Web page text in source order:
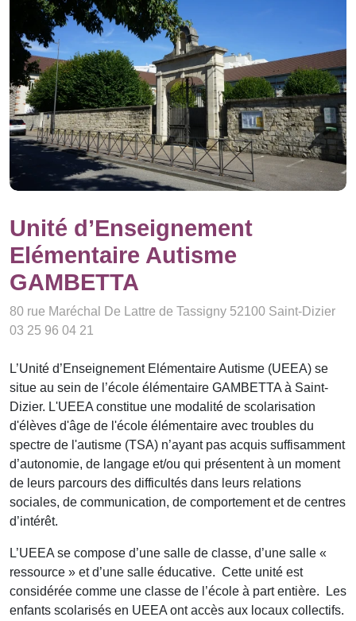
Unité d’Enseignement
Elémentaire Autisme
GAMBETTA
80 rue Maréchal De Lattre de Tassigny 52100 Saint-Dizier
03 25 96 04 21
L’Unité d’Enseignement Elémentaire Autisme (UEEA) se
situe au sein de l’école élémentaire GAMBETTA à Saint-
Dizier. L'UEEA constitue une modalité de scolarisation
d'élèves d'âge de l'école élémentaire avec troubles du
spectre de l'autisme (TSA) n’ayant pas acquis suffisamment
d’autonomie, de langage et/ou qui présentent à un moment
de leurs parcours des difficultés dans leurs relations
sociales, de communication, de comportement et de centres
d’intérêt.
L’UEEA se compose d’une salle de classe, d’une salle «
ressource » et d’une salle éducative. Cette unité est
considérée comme une classe de l’école à part entière. Les
enfants scolarisés en UEEA ont accès aux locaux collectifs.